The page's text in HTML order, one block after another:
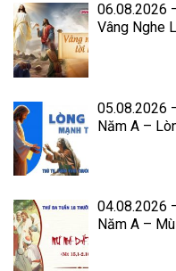
06.08.2026
Vâng Nghe
05.08.2026
Năm A –
04.08.2026
Năm A –